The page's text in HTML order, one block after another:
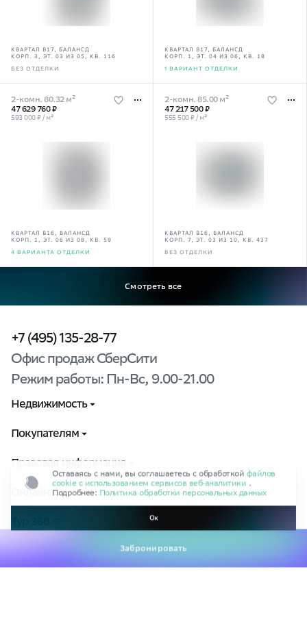
КВАРТАЛ В17, БАЛАНСД
КОРП. 3, ЭТ. 03 ИЗ 05, КВ. 116
БЕЗ ОТДЕЛКИ
КВАРТАЛ В17, БАЛАНСД
КОРП. 1, ЭТ. 04 ИЗ 06, КВ. 18
1 ВАРИАНТ ОТДЕЛКИ
2-комн. 80.32 м²
47 629 760 ₽
593 000 ₽ / м²
КВАРТАЛ В16, БАЛАНСД
КОРП. 1, ЭТ. 06 ИЗ 08, КВ. 59
4 ВАРИАНТА ОТДЕЛКИ
2-комн. 85.00 м²
47 217 500 ₽
555 500 ₽ / м²
КВАРТАЛ В16, БАЛАНСД
КОРП. 7, ЭТ. 03 ИЗ 10, КВ. 437
БЕЗ ОТДЕЛКИ
Смотреть все
+7 (495) 135-28-77
Офис продаж СберСити
Режим работы: Пн-Вс, 9.00-21.00
Недвижимость
Выбрать квартиру
Способы покупки
Покупателям
Контакты
Управляющая компания
Ход строительства
Презентации о проекте
Правовая информация
Документы
Пользовательское соглашение
Оферта при оплате бронирования
Онлайн
Обратная связь
cookie с использованием сервисов веб‑аналитики.
Подробнее:Политика обработки персональных данных
Ок